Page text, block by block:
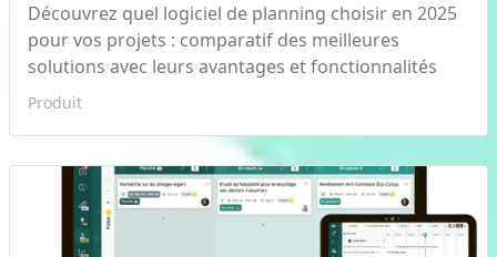
Découvrez quel logiciel de planning choisir en 2025
pour vos projets : comparatif des meilleures
solutions avec leurs avantages et fonctionnalités
Produit